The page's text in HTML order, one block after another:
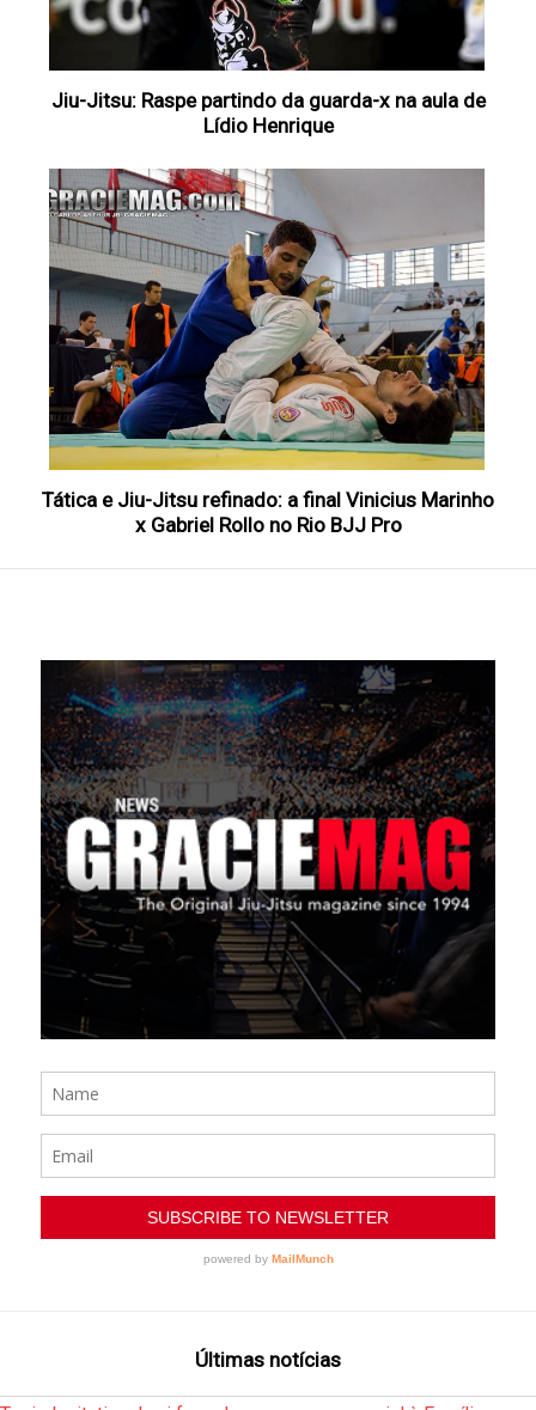
Jiu-Jitsu: Raspe partindo da guarda-x na aula de
Lídio Henrique
Tática e Jiu-Jitsu refinado: a final Vinicius Marinho
x Gabriel Rollo no Rio BJJ Pro
Últimas notícias